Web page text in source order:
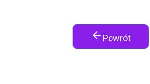
arrow_back Powrót